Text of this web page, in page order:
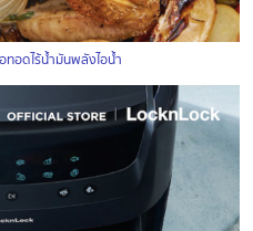
ทอดไร้น้ำมันพลังไอน้ำ